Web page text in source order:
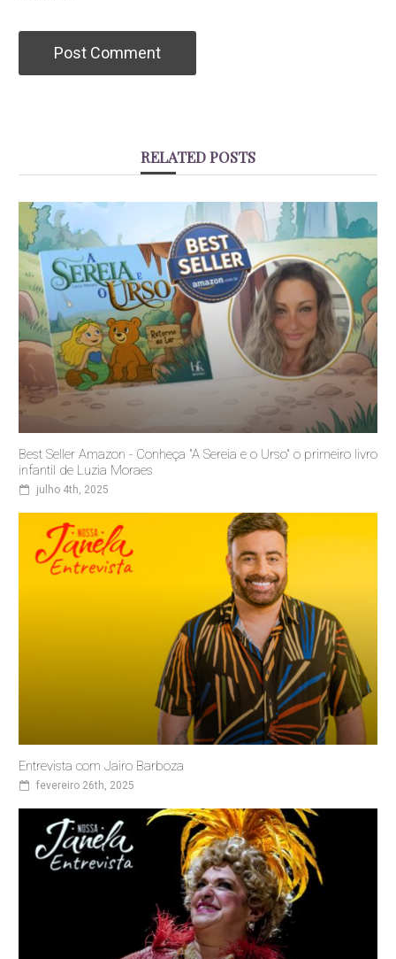
RELATED POSTS
Best Seller Amazon - Conheça "A Sereia e o Urso" o primeiro livro
infantil de Luzia Moraes
julho 4th, 2025
Entrevista com Jairo Barboza
fevereiro 26th, 2025